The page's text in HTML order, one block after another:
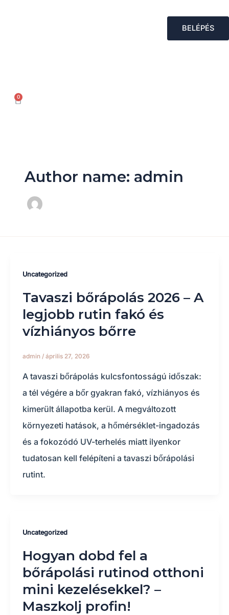
BELÉPÉS
0
KOSÁR
Author name: admin
Uncategorized
Tavaszi bőrápolás 2026 – A
legjobb rutin fakó és
vízhiányos bőrre
admin / április 27, 2026
A tavaszi bőrápolás kulcsfontosságú időszak:
a tél végére a bőr gyakran fakó, vízhiányos és
kimerült állapotba kerül. A megváltozott
környezeti hatások, a hőmérséklet-ingadozás
és a fokozódó UV-terhelés miatt ilyenkor
tudatosan kell felépíteni a tavaszi bőrápolási
rutint.
Uncategorized
Hogyan dobd fel a
bőrápolási rutinod otthoni
mini kezelésekkel? –
Maszkolj profin!